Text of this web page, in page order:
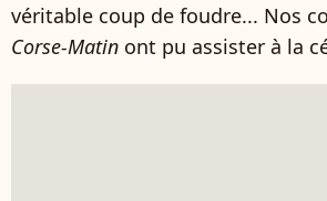
véritable coup de foudre... Nos
Corse-Matin ont pu assister à la